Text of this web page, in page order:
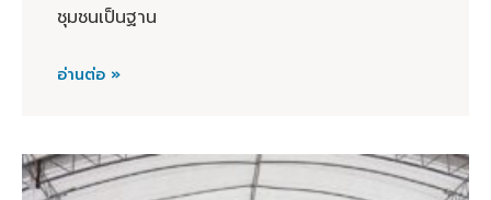
ชุมชนเป็นฐาน
อ่านต่อ »